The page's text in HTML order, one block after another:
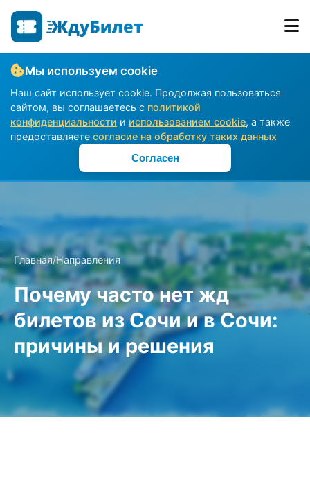
Мы используем cookie
Наш сайт использует cookie. Продолжая пользоваться
сайтом, вы соглашаетесь с политикой
конфиденциальности и использованием cookie, а также
предоставляете согласие на обработку таких данных
Согласен
Главная/Направления
Почему часто нет жд
билетов из Сочи и в Сочи:
причины и решения